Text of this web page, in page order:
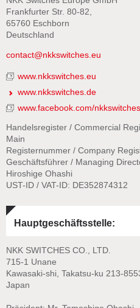
Frankfurter Str. 80-82,
65760 Eschborn
Deutschland
contact@nkkswitches.eu
www.nkkswitches.eu
www.nkkswitches.de
www.facebook.com/
Handelsregister / Commercial
Main
Registernummer / Company
Geschäftsführer / Managing
Hiroshige Ohashi
UST-ID / VAT-ID: DE352874312
Hauptgeschäftsstelle:
NKK SWITCHES CO., LTD.
715-1 Unane
Kawasaki-shi, Takatsu-ku 213-
Japan